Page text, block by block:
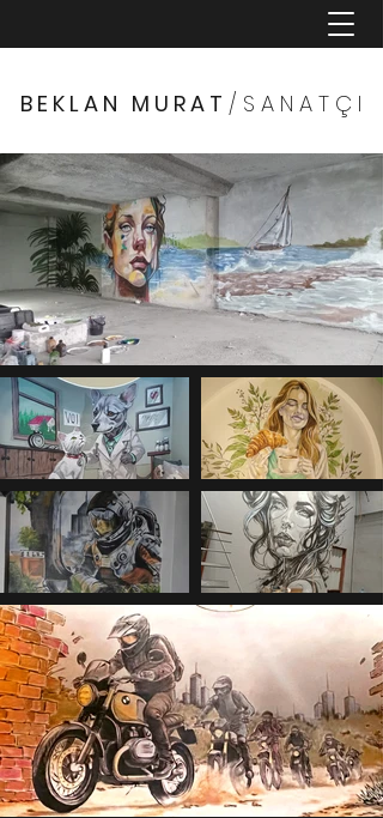
B E K L A N M U R A T / S A N A T Ç I